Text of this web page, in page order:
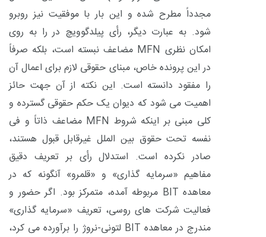
مجدداً مطرح شده و این بار با موفقیت نیز روبرو
شود. به عبارت دیگر، رأی پیلدگوویچ در را به روی
امکان نظری MFN مضاعف نبسته است، بلکه صرفاً
در این پرونده خاص، مبنای حقوقی لازم برای اعمال آن
را مفقود دانسته است. این نکته از آن جهت حائز
اهمیت می شود که دیوان یک حکم حقوقی گسترده و
کلی مبنی بر اینکه شروط MFNمضاعف ذاتاً و فی
نفسه تحت حقوق بین الملل غیرقابل قبول هستند،
صادر نکرده است. استدلال رأی بر تعریف دقیق
مفاهیم «سرمایه گذاری» و «قلمرو» آنگونه که در
معاهده BIT مربوطه آمده، متمرکز بود. اگر حضور و
فعالیت شرکت های روسی، تعریف «سرمایه گذاری»
مندرج در معاهده BIT لتونی-نروژ را برآورده می کرد،